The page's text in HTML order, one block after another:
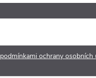
podmínkami ochrany osobních